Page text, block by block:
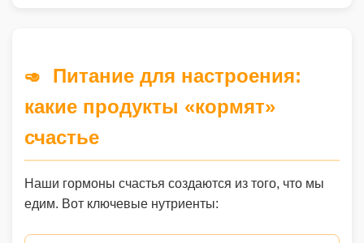
🥑
Питание для настроения:
какие продукты «кормят»
счастье
Наши гормоны счастья создаются из того, что мы
едим. Вот ключевые нутриенты: